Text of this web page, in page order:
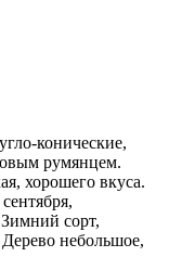
конические,
румянцем.
хорошего вкуса.
Зимний сорт,
небольшое,